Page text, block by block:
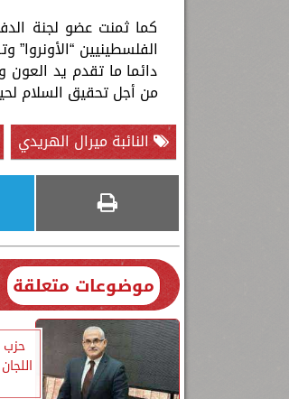
كما ثمنت عضو لجنة
الفلسطينيين
دائما ما تقدم يد
من أجل تحقيق السلام
النائبة ميرال الهريدي
موضوعات متعلقة
حزب